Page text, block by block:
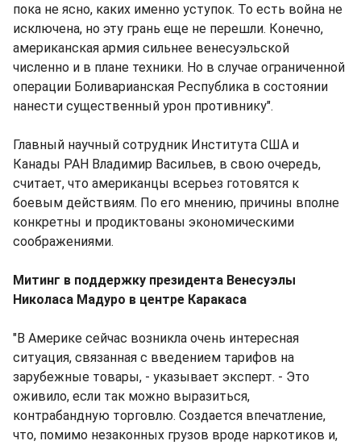
пока не ясно, каких именно уступок. То есть война не
исключена, но эту грань еще не перешли. Конечно,
американская армия сильнее венесуэльской
численно и в плане техники. Но в случае ограниченной
операции Боливарианская Республика в состоянии
нанести существенный урон противнику".
Главный научный сотрудник Института США и
Канады РАН Владимир Васильев, в свою очередь,
считает, что американцы всерьез готовятся к
боевым действиям. По его мнению, причины вполне
конкретны и продиктованы экономическими
соображениями.
Митинг в поддержку президента Венесуэлы
Николаса Мадуро в центре Каракаса
"В Америке сейчас возникла очень интересная
ситуация, связанная с введением тарифов на
зарубежные товары, - указывает эксперт. - Это
оживило, если так можно выразиться,
контрабандную торговлю. Создается впечатление,
что, помимо незаконных грузов вроде наркотиков и,